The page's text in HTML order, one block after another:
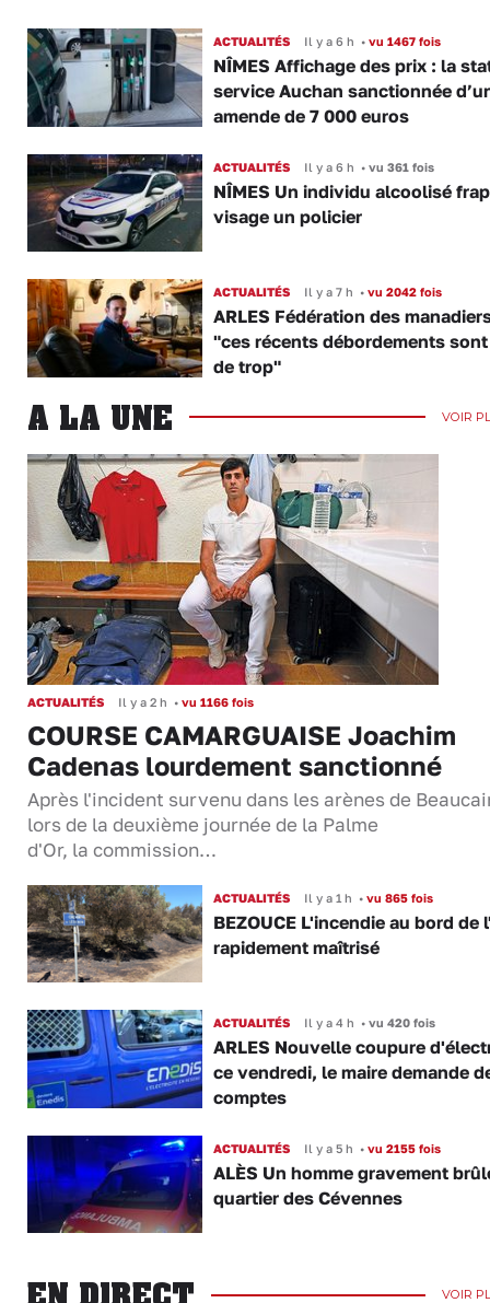
ACTUALITÉS Il y a 6 h •vu 1467 fois
NÎMES Affichage des prix : la
service Auchan sanctionnée
amende de 7 000 euros
ACTUALITÉS Il y a 6 h •vu 361 fois
NÎMES Un individu alcoolisé
visage un policier
ACTUALITÉS Il y a 7 h •vu 2042 fois
ARLES Fédération des
"ces récents débordements
de trop"
A LA UNE VOIR
ACTUALITÉS Il y a 2 h • vu 1166 fois
COURSE CAMARGUAISE Joachim
Cadenas lourdement sanctionné
Après l'incident survenu dans les arènes de
lors de la deuxième journée de la Palme
d'Or, la commission…
ACTUALITÉS Il y a 1 h •vu 865 fois
BEZOUCE L'incendie au bord de
rapidement maîtrisé
ACTUALITÉS Il y a 4 h •vu 420 fois
ARLES Nouvelle coupure
ce vendredi, le maire demande
comptes
ACTUALITÉS Il y a 5 h •vu 2155 fois
ALÈS Un homme gravement
quartier des Cévennes
EN DIRECT VOIR